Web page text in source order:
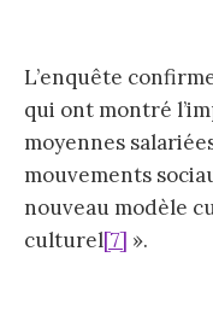
L’enquête
qui ont montré
moyennes
mouvements
nouveau modèle
culturel[7] ».